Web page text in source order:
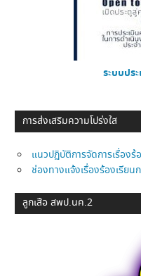
ระบบปร
การส่งเสริมความโปร่งใส
แนวปฏิบัติการจัดการเรื่อง
ช่องทางแจ้งเรื่องร้องเรียน
ลูกเสือ สพป.นค.2